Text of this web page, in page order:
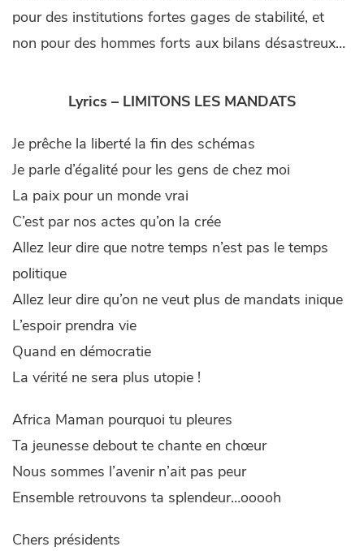
pour des institutions fortes gages de stabilité, et
non pour des hommes forts aux bilans désastreux…
Lyrics – LIMITONS LES MANDATS
Je prêche la liberté la fin des schémas
Je parle d’égalité pour les gens de chez moi
La paix pour un monde vrai
C’est par nos actes qu’on la crée
Allez leur dire que notre temps n’est pas le temps
politique
Allez leur dire qu’on ne veut plus de mandats inique
L’espoir prendra vie
Quand en démocratie
La vérité ne sera plus utopie !
Africa Maman pourquoi tu pleures
Ta jeunesse debout te chante en chœur
Nous sommes l’avenir n’ait pas peur
Ensemble retrouvons ta splendeur…ooooh
Chers présidents